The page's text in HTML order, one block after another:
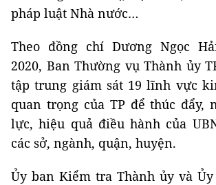
pháp luật Nhà nước…
Theo đồng chí Dương Ngọc
2020, Ban Thường vụ Thành ủy
tập trung giám sát 19 lĩnh vực
quan trọng của TP để thúc đẩy,
lực, hiệu quả điều hành của
các sở, ngành, quận, huyện.
Ủy ban Kiểm tra Thành ủy và